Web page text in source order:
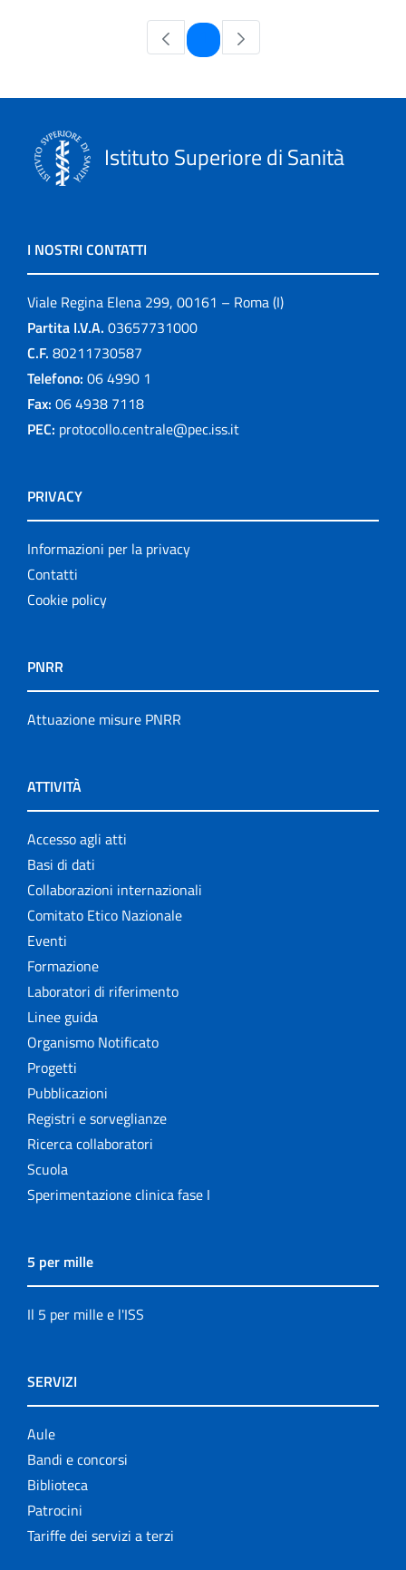
Pagina
Istituto Superiore di Sanità
I NOSTRI CONTATTI
Viale Regina Elena 299, 00161 – Roma (I)
Partita I.V.A. 03657731000
C.F. 80211730587
Telefono: 06 4990 1
Fax: 06 4938 7118
PEC: protocollo.centrale@pec.iss.it
PRIVACY
Informazioni per la privacy
Contatti
Cookie policy
PNRR
Attuazione misure PNRR
ATTIVITÀ
Accesso agli atti
Basi di dati
Collaborazioni internazionali
Comitato Etico Nazionale
Eventi
Formazione
Laboratori di riferimento
Linee guida
Organismo Notificato
Progetti
Pubblicazioni
Registri e sorveglianze
Ricerca collaboratori
Scuola
Sperimentazione clinica fase I
5 per mille
Il 5 per mille e l'ISS
SERVIZI
Aule
Bandi e concorsi
Biblioteca
Patrocini
Tariffe dei servizi a terzi